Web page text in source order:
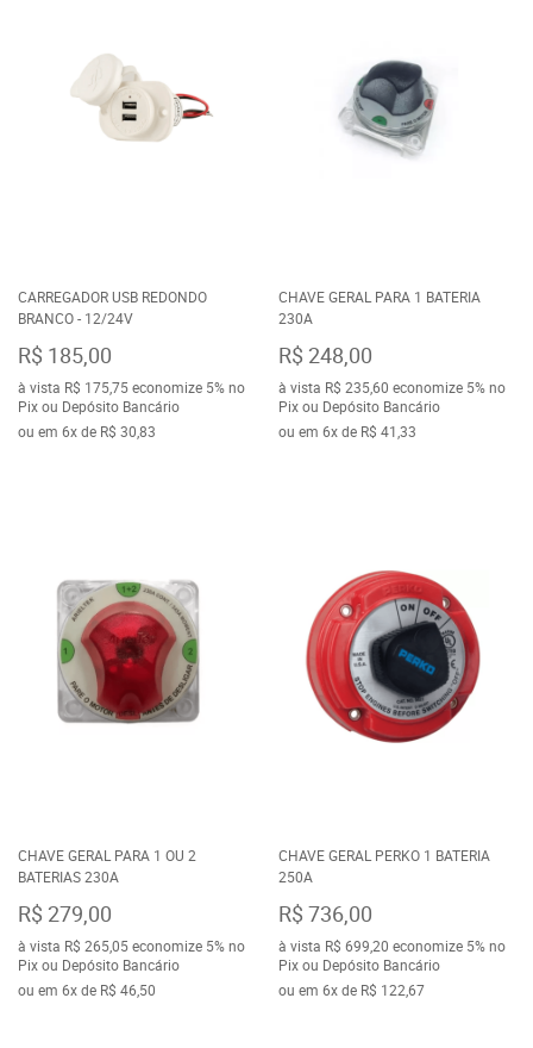
CARREGADOR USB REDONDO
BRANCO - 12/24V
R$ 185,00
à vista R$ 175,75economize 5%no
Pix ou Depósito Bancário
ou em 6xde R$ 30,83
CHAVE GERAL PARA 1 BATERIA
230A
R$ 248,00
à vista R$ 235,60 economize 5%no
Pix ou Depósito Bancário
ou em 6xde R$ 41,33
CHAVE GERAL PARA 1 OU 2
BATERIAS 230A
R$ 279,00
à vista R$ 265,05economize 5%no
Pix ou Depósito Bancário
ou em 6xde R$ 46,50
CHAVE GERAL PERKO 1 BATERIA
250A
R$ 736,00
à vista R$ 699,20 economize 5%no
Pix ou Depósito Bancário
ou em 6xde R$ 122,67